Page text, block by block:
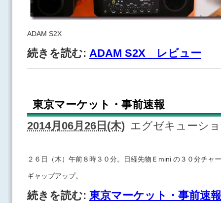
ADAM S2X
続きを読む: ADAM S2X レビュー
東京マーケット・事前速報
2014月06月26日(木) エグゼキューシ
２６日（木）午前８時３０分。日経先物Ｅmini の３０分チャ
ギャップアップ。
続きを読む: 東京マーケット・事前速報